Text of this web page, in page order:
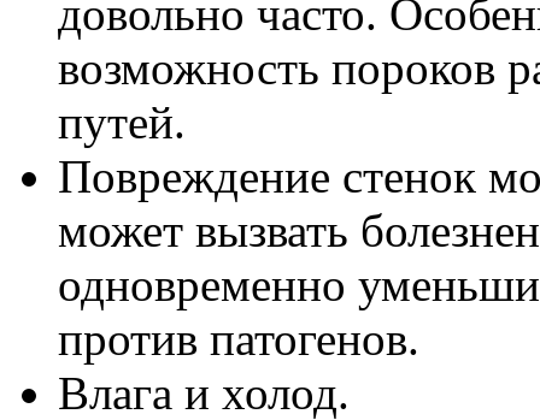
довольно часто.
возможность пороков
путей.
Повреждение стенок
может вызвать
одновременно
против патогенов.
Влага и холод.